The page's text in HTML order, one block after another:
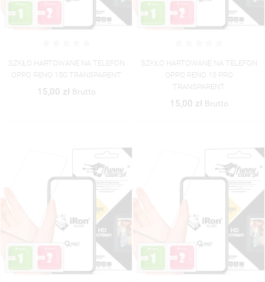
SZKŁO HARTOWANE NA TELEFON
OPPO RENO 15C TRANSPARENT
15,00 zł Brutto
SZKŁO HARTOWANE NA TELEFON
OPPO RENO 15 PRO
TRANSPARENT
15,00 zł Brutto